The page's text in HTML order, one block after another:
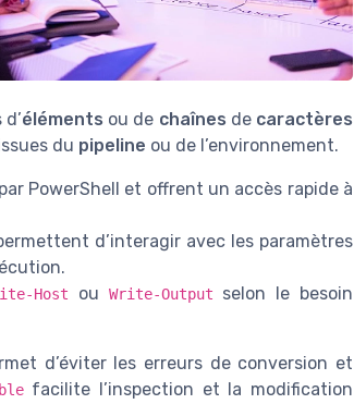
éléments ou de chaînes de caractères
du pipeline ou de l’environnement.
PowerShell et offrent un accès rapide à
d’interagir avec les paramètres
Host ou Write-Output
selon le besoin
d’éviter les erreurs de conversion et
facilite l’inspection et la modification